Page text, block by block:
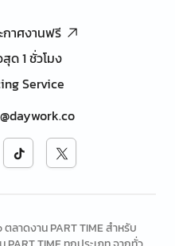
กาศงานฟรี
ด 1 ชั่วโมง
Service
ลาดงาน PART TIME สำหรับ